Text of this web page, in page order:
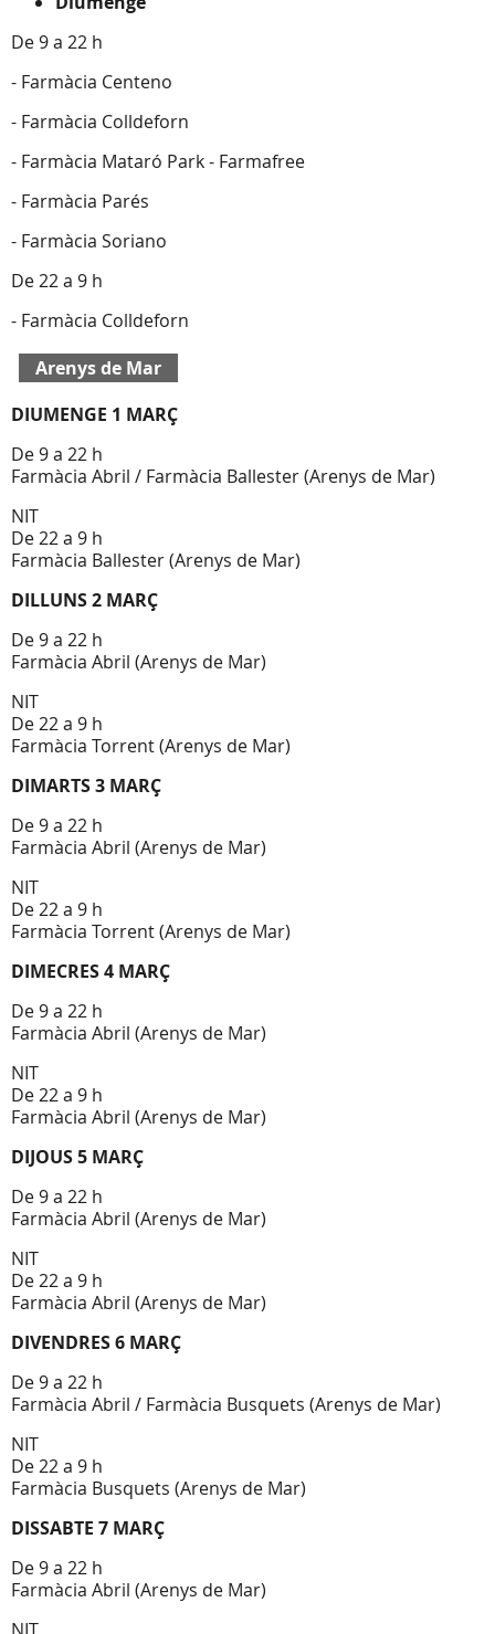
De 9 a 22 h
- Farmàcia Centeno
- Farmàcia Colldeforn
- Farmàcia Mataró Park - Farmafree
- Farmàcia Parés
- Farmàcia Soriano
De 22 a 9 h
- Farmàcia Colldeforn
Arenys de Mar
DIUMENGE 1 MARÇ
De 9 a 22 h
Farmàcia Abril / Farmàcia Ballester (Arenys de Mar)
NIT
De 22 a 9 h
Farmàcia Ballester (Arenys de Mar)
DILLUNS 2 MARÇ
De 9 a 22 h
Farmàcia Abril (Arenys de Mar)
NIT
De 22 a 9 h
Farmàcia Torrent (Arenys de Mar)
DIMARTS 3 MARÇ
De 9 a 22 h
Farmàcia Abril (Arenys de Mar)
NIT
De 22 a 9 h
Farmàcia Torrent (Arenys de Mar)
DIMECRES 4 MARÇ
De 9 a 22 h
Farmàcia Abril (Arenys de Mar)
NIT
De 22 a 9 h
Farmàcia Abril (Arenys de Mar)
DIJOUS 5 MARÇ
De 9 a 22 h
Farmàcia Abril (Arenys de Mar)
NIT
De 22 a 9 h
Farmàcia Abril (Arenys de Mar)
DIVENDRES 6 MARÇ
De 9 a 22 h
Farmàcia Abril / Farmàcia Busquets (Arenys de Mar)
NIT
De 22 a 9 h
Farmàcia Busquets (Arenys de Mar)
DISSABTE 7 MARÇ
De 9 a 22 h
Farmàcia Abril (Arenys de Mar)